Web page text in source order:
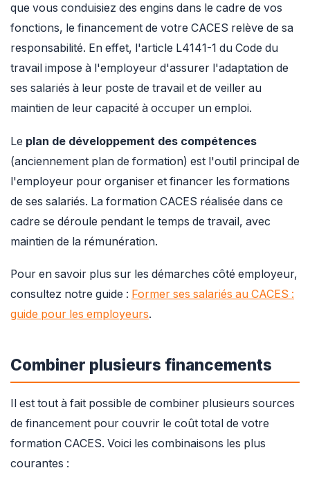
que vous conduisiez des engins dans le cadre de vos
fonctions, le financement de votre CACES relève de sa
responsabilité. En effet, l'article L4141-1 du Code du
travail impose à l'employeur d'assurer l'adaptation de
ses salariés à leur poste de travail et de veiller au
maintien de leur capacité à occuper un emploi.
Le plan de développement des compétences
(anciennement plan de formation) est l'outil principal de
l'employeur pour organiser et financer les formations
de ses salariés. La formation CACES réalisée dans ce
cadre se déroule pendant le temps de travail, avec
maintien de la rémunération.
Pour en savoir plus sur les démarches côté employeur,
consultez notre guide : Former ses salariés au CACES :
guide pour les employeurs.
Combiner plusieurs financements
Il est tout à fait possible de combiner plusieurs sources
de financement pour couvrir le coût total de votre
formation CACES. Voici les combinaisons les plus
courantes :